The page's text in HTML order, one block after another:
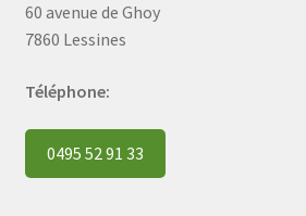
60 avenue de Ghoy
7860 Lessines
Téléphone:
0495 52 91 33